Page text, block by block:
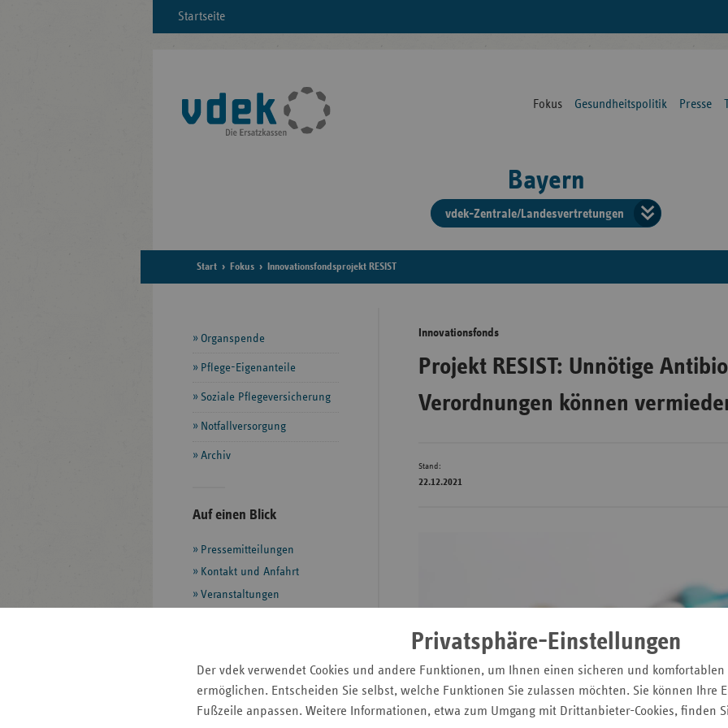
Privatsphäre-Einstellungen
Der vdek verwendet Cookies und andere Funktionen, um Ihnen einen sicheren und
ermöglichen. Entscheiden Sie selbst, welche Funktionen Sie zulassen möchten. Sie können Ihre
Fußzeile anpassen. Weitere Informationen, etwa zum Umgang mit Drittanbieter-Cookies, finden
Startseite
Fokus Gesundheitspolitik Presse
Bayern
vdek-Zentrale/Landesvertretungen
der
Start Fokus Innovationsfondsprojekt RESIST
Innovationsfonds
Projekt RESIST: Unnötige
Verordnungen können
Stand:
22.12.2021
Seitennavigation
Organspende
Pflege-Eigenanteile
Soziale Pflegeversicherung
Notfallversorgung
Archiv
Seitenleiste
weiteren
Informationen
Auf einen Blick
Pressemitteilungen
Kontakt und Anfahrt
Veranstaltungen
Faktenpapier:
Verwaltungskosten in
der GKV